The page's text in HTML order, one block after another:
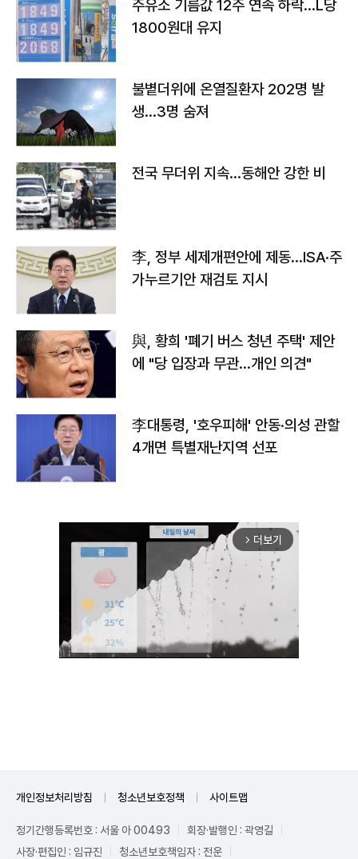
주유소 기름값 12주 연속 하락…L당
1800원대 유지
불볕더위에 온열질환자 202명 발
생…3명 숨져
전국 무더위 지속…동해안 강한 비
李, 정부 세제개편안에 제동…ISA·주
가누르기안 재검토 지시
與, 황희 '폐기 버스 청년 주택' 제안
에 "당 입장과 무관…개인 의견"
李대통령, '호우피해' 안동·의성 관할
4개면 특별재난지역 선포
arrow_forward_ios 더보기
개인정보처리방침 청소년보호정책 사이트맵
정기간행등록번호 : 서울 아 00493
회장·발행인 : 곽영길
사장·편집인 : 임규진
청소년보호책임자 : 전운